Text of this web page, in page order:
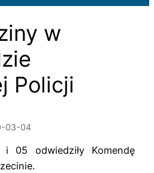
w
Policji
03-04
05 odwiedziły Komendę